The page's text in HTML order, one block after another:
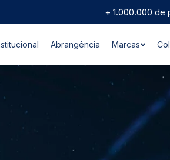
+ 1.000.000 de
Abrangência Marcas